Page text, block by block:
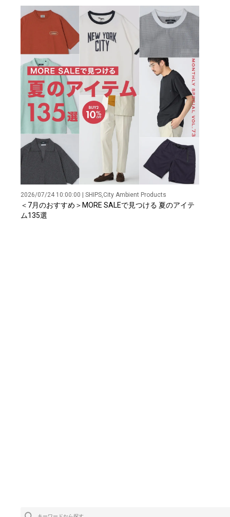
2026/07/24 10:00:00 | SHIPS,City Ambient Products
＜7月のおすすめ＞MORE SALEで見つける 夏のアイテ
ム135選